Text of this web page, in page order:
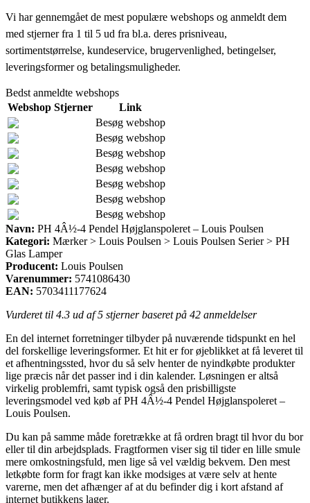
Vi har gennemgået de mest populære webshops og anmeldt dem
med stjerner fra 1 til 5 ud fra bl.a. deres prisniveau,
sortimentstørrelse, kundeservice, brugervenlighed, betingelser,
leveringsformer og betalingsmuligheder.
Bedst anmeldte webshops
Webshop Stjerner
Link
Besøg webshop
Besøg webshop
Besøg webshop
Besøg webshop
Besøg webshop
Besøg webshop
Besøg webshop
Navn: PH 4Â½-4 Pendel Højglanspoleret – Louis Poulsen
Kategori: Mærker > Louis Poulsen > Louis Poulsen Serier > PH
Glas Lamper
Producent: Louis Poulsen
Varenummer: 5741086430
EAN: 5703411177624
Vurderet til 4.3 ud af 5 stjerner baseret på 42 anmeldelser
En del internet forretninger tilbyder på nuværende tidspunkt en hel
del forskellige leveringsformer. Et hit er for øjeblikket at få leveret til
et afhentningssted, hvor du så selv henter de nyindkøbte produkter
lige præcis når det passer ind i din kalender. Løsningen er altså
virkelig problemfri, samt typisk også den prisbilligste
leveringsmodel ved køb af PH 4Â½-4 Pendel Højglanspoleret –
Louis Poulsen.
Du kan på samme måde foretrække at få ordren bragt til hvor du bor
eller til din arbejdsplads. Fragtformen viser sig til tider en lille smule
mere omkostningsfuld, men lige så vel vældig bekvem. Den mest
letkøbte form for fragt kan ikke modsiges at være selv at hente
varerne, men det afhænger af at du befinder dig i kort afstand af
internet butikkens lager.